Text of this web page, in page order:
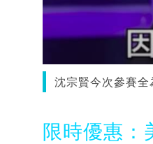
沈宗賢今次參賽
限時優惠：